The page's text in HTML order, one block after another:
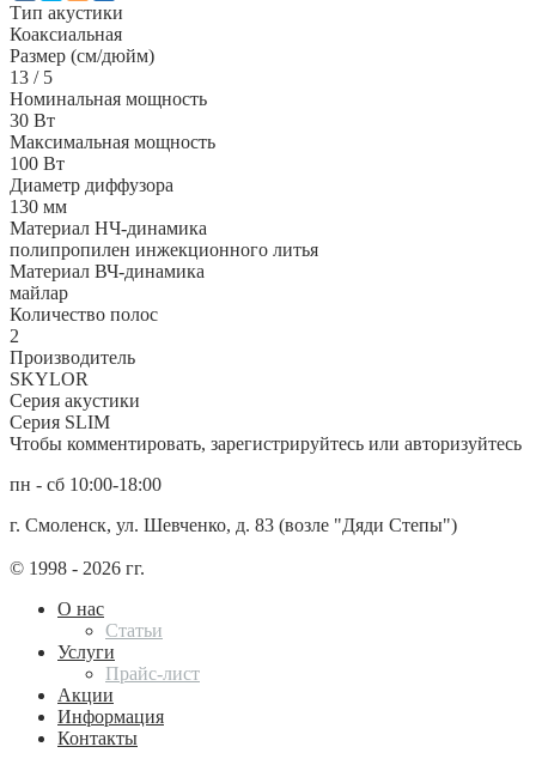
Тип акустики
Коаксиальная
Размер (см/дюйм)
13 / 5
Номинальная мощность
30 Вт
Максимальная мощность
100 Вт
Диаметр диффузора
130 мм
Материал НЧ-динамика
полипропилен инжекционного литья
Материал ВЧ-динамика
майлар
Количество полос
2
Производитель
SKYLOR
Серия акустики
Серия SLIM
Чтобы комментировать, зарегистрируйтесь или авторизуйтесь
пн - сб 10:00-18:00
г. Смоленск, ул. Шевченко, д. 83 (возле "Дяди Степы")
© 1998 - 2026 гг.
О нас
Статьи
Услуги
Прайс-лист
Акции
Информация
Контакты